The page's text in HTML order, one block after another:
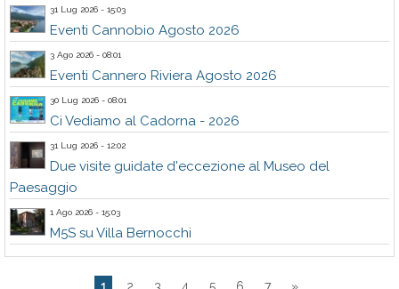
31 Lug 2026 - 15:03
Eventi Cannobio Agosto 2026
3 Ago 2026 - 08:01
Eventi Cannero Riviera Agosto 2026
30 Lug 2026 - 08:01
Ci Vediamo al Cadorna - 2026
31 Lug 2026 - 12:02
Due visite guidate d'eccezione al Museo del
Paesaggio
1 Ago 2026 - 15:03
M5S su Villa Bernocchi